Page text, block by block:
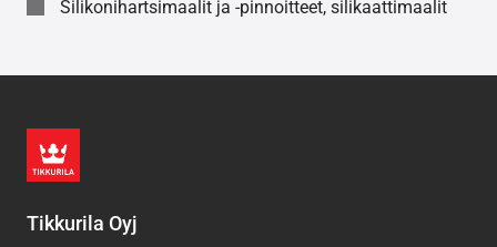
Silikonihartsimaalit ja -pinnoitteet, silikaattimaalit
Tikkurila Oyj